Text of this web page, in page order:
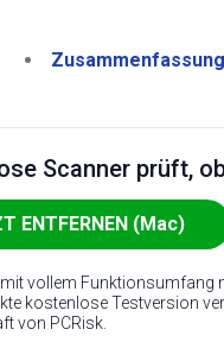
Zusammenfassung
Scanner prüft,
ENTFERNEN (Mac)
vollem Funktionsumfang
kostenlose Testversion
von PCRisk.